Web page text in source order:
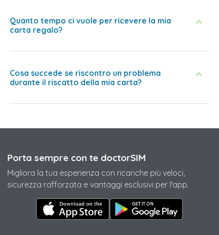
Quanto tempo ci vuole per ricevere la mia
carta regalo?
Cosa succede se riscontro un problema
durante il riscatto della mia carta?
Porta sempre con te doctorSIM
Migliora la tua esperienza con ricariche più veloci,
sicurezza rafforzata e vantaggi esclusivi per l'app.